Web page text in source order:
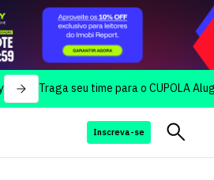
Traga seu time para o CUPOLA Aluguel
Inscreva-se